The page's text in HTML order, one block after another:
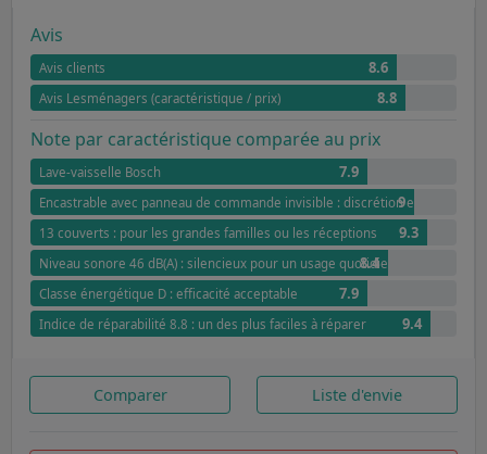
Avis
Avis clients 8.6
Avis Lesménagers (caractéristique / prix) 8.8
Note par caractéristique comparée au prix
Lave-vaisselle Bosch 7.9
Encastrable avec panneau de commande invisible : discrétion et élégance
9
13 couverts : pour les grandes familles ou les réceptions 9.3
Niveau sonore 46 dB(A) : silencieux pour un usage quotidien
8.4
Classe énergétique D : efficacité acceptable 7.9
Indice de réparabilité 8.8 : un des plus faciles à réparer 9.4
Comparer Liste d'envie